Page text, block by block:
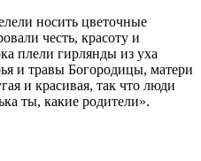
носить цветочные
честь, красоту и
плели гирлянды из уха
и травы Богородицы, матери
и красивая, так что люди
ты, какие родители».